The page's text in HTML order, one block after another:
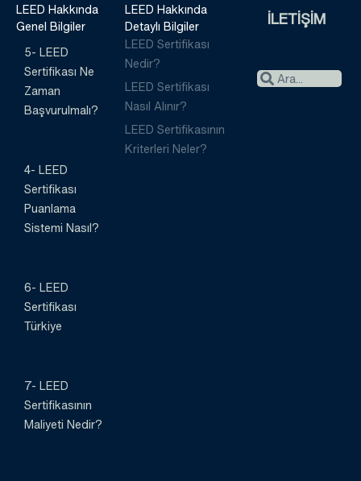
LEED Hakkında
Genel Bilgiler
5- LEED
Sertifikası Ne
Zaman
Başvurulmalı?
4- LEED
Sertifikası
Puanlama
Sistemi Nasıl?
6- LEED
Sertifikası
Türkiye
7- LEED
Sertifikasının
Maliyeti Nedir?
LEED Hakkında
Detaylı Bilgiler
LEED Sertifikası
Nedir?
LEED Sertifikası
Nasıl Alınır?
LEED Sertifikasının
Kriterleri Neler?
İLETİŞİM